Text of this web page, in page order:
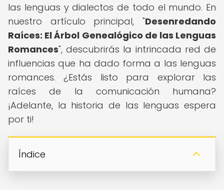
las lenguas y dialectos de todo el mundo. En
nuestro artículo principal, "Desenredando
Raíces: El Árbol Genealógico de las Lenguas
Romances", descubrirás la intrincada red de
influencias que ha dado forma a las lenguas
romances. ¿Estás listo para explorar las
raíces de la comunicación humana?
¡Adelante, la historia de las lenguas espera
por ti!
Índice